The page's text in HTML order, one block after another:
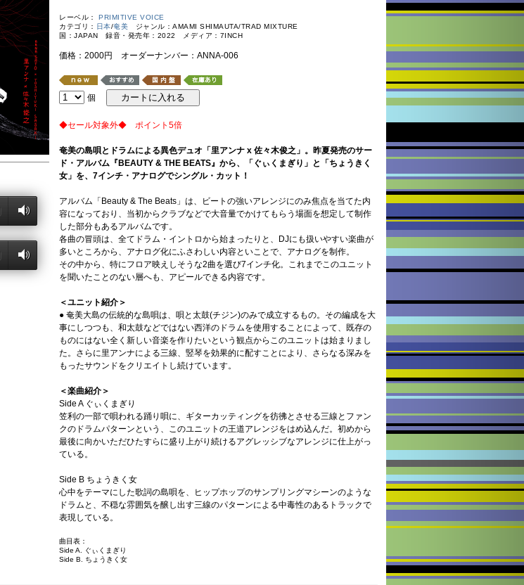
レーベル： PRIMITIVE VOICE
カテゴリ： 日本/奄美 ジャンル：AMAMI SHIMAUTA/TRAD MIXTURE
国：JAPAN 録音・発売年：2022 メディア：7INCH
価格：2000円 オーダーナンバー：ANNA-006
個
◆セール対象外◆ ポイント5倍
奄美の島唄とドラムによる異色デュオ「里アンナ x 佐々木俊之」。昨夏発売のサー
ド・アルバム『BEAUTY & THE BEATS』から、「ぐぃくまぎり」と「ちょうきく
女」を、7インチ・アナログでシングル・カット！
アルバム「Beauty & The Beats」は、ビートの強いアレンジにのみ焦点を当てた内
容になっており、当初からクラブなどで大音量でかけてもらう場面を想定して制作
した部分もあるアルバムです。
各曲の冒頭は、全てドラム・イントロから始まったりと、DJにも扱いやすい楽曲が
多いところから、アナログ化にふさわしい内容といことで、アナログを制作。
その中から、特にフロア映えしそうな2曲を選び7インチ化。これまでこのユニット
を聞いたことのない層へも、アピールできる内容です。
＜ユニット紹介＞
● 奄美大島の伝統的な島唄は、唄と太鼓(チジン)のみで成立するもの。その編成を大
事にしつつも、和太鼓などではない西洋のドラムを使用することによって、既存の
ものにはない全く新しい音楽を作りたいという観点からこのユニットは始まりまし
た。さらに里アンナによる三線、竪琴を効果的に配すことにより、さらなる深みを
もったサウンドをクリエイトし続けています。
＜楽曲紹介＞
Side A ぐぃくまぎり
笠利の一部で唄われる踊り唄に、ギターカッティングを彷彿とさせる三線とファン
クのドラムパターンという、このユニットの王道アレンジをはめ込んだ。初めから
最後に向かいただひたすらに盛り上がり続けるアグレッシブなアレンジに仕上がっ
ている。
Side B ちょうきく女
心中をテーマにした歌詞の島唄を、ヒップホップのサンプリングマシーンのような
ドラムと、不穏な雰囲気を醸し出す三線のパターンによる中毒性のあるトラックで
表現している。
曲目表：
Side A. ぐぃくまぎり
Side B. ちょうきく女